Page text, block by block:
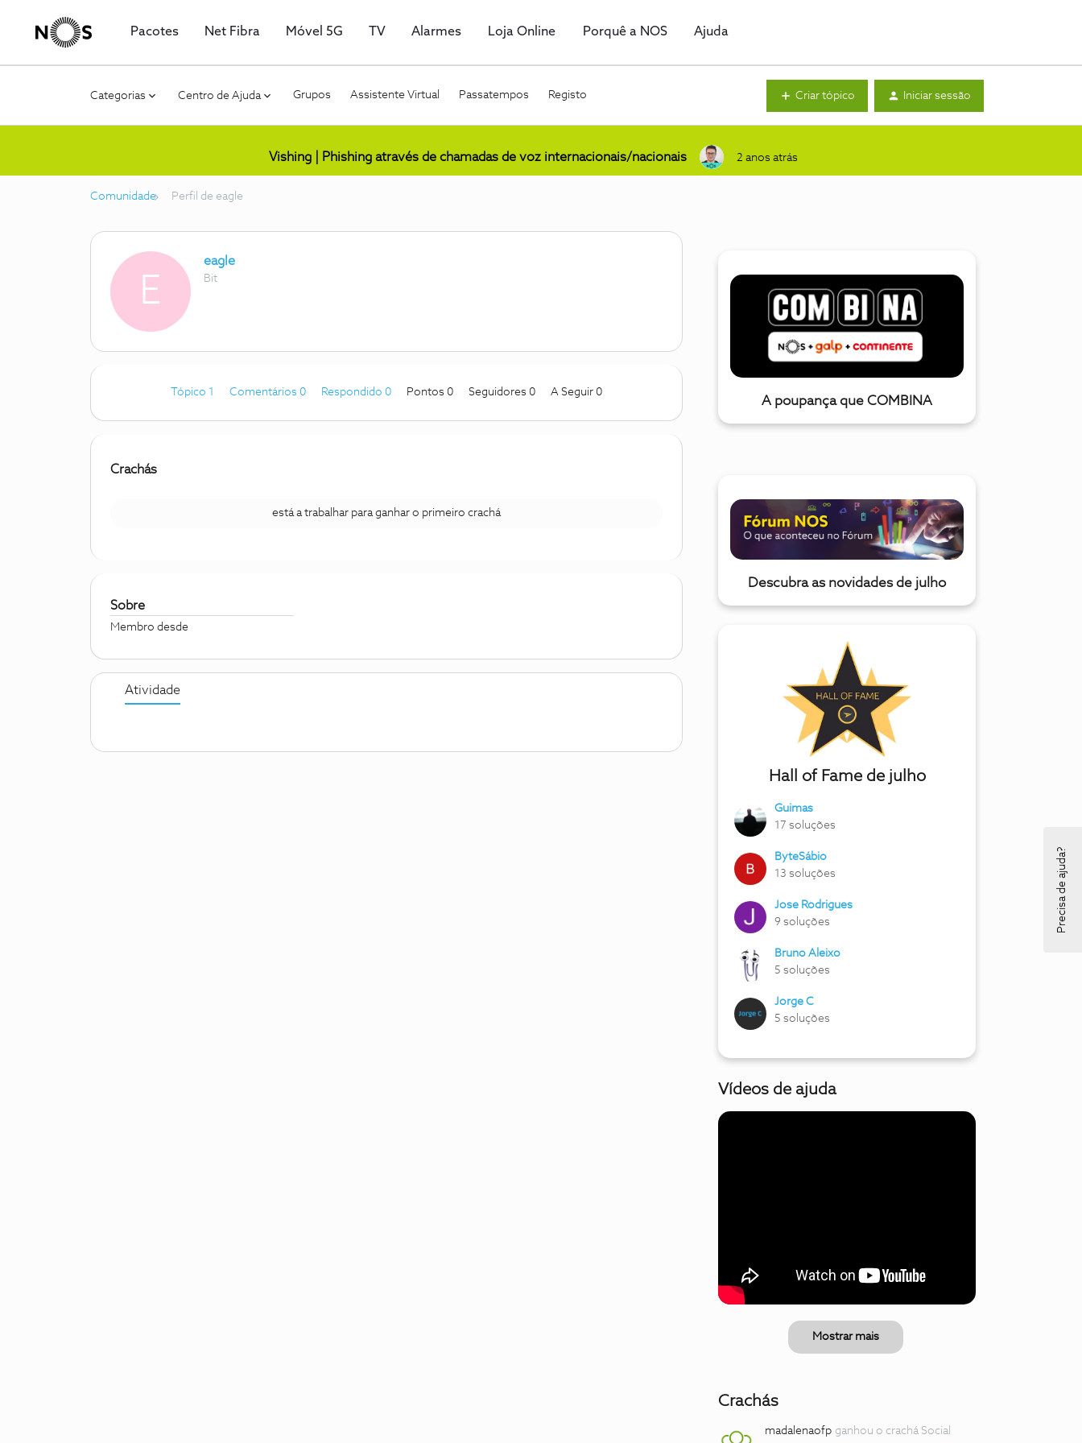
Pacotes Net Fibra Móvel 5G TV Alarmes Loja Online Porquê a NOS Ajuda
Categorias Centro de Ajuda Grupos Assistente Virtual Passatempos Registo Criar tópico Iniciar sessão
Vishing | Phishing através de chamadas de voz internacionais/nacionais 2 anos atrás
Comunidade Perfil de eagle
E
eagle
Bit
Tópico 1 Comentários 0 Respondido 0 Pontos 0 Seguidores 0 A Seguir 0
Crachás
está a trabalhar para ganhar o primeiro crachá
Sobre
Membro desde
Atividade
A poupança que COMBINA
Descubra as novidades de julho
Hall of Fame de julho
Guimas
17 soluções
ByteSábio
13 soluções
Jose Rodrigues
9 soluções
Bruno Aleixo
5 soluções
Jorge C
5 soluções
Vídeos de ajuda
Mostrar mais
Crachás
madalenaofp ganhou o crachá Social
Precisa de ajuda?